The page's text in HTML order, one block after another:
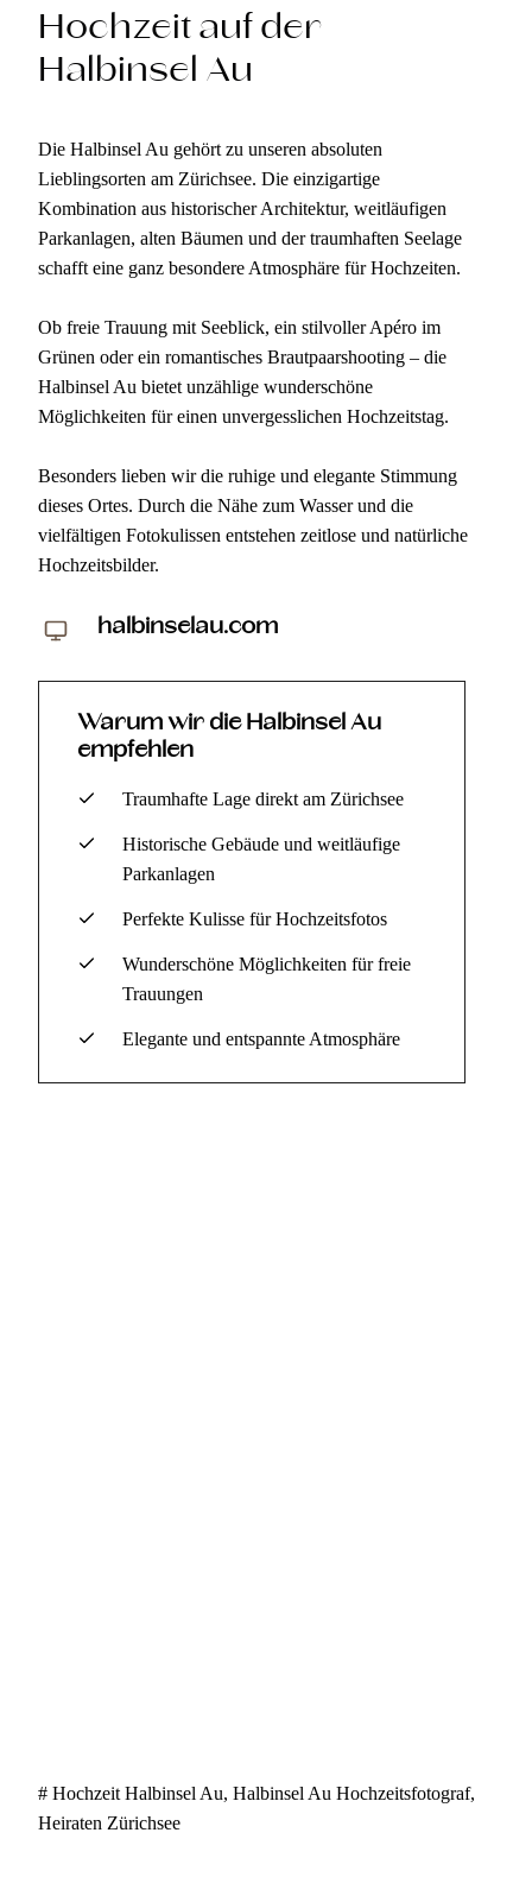
Hochzeit auf der
Halbinsel Au
Die Halbinsel Au gehört zu unseren absoluten
Lieblingsorten am Zürichsee. Die einzigartige
Kombination aus historischer Architektur, weitläufigen
Parkanlagen, alten Bäumen und der traumhaften Seelage
schafft eine ganz besondere Atmosphäre für Hochzeiten.
Ob freie Trauung mit Seeblick, ein stilvoller Apéro im
Grünen oder ein romantisches Brautpaarshooting – die
Halbinsel Au bietet unzählige wunderschöne
Möglichkeiten für einen unvergesslichen Hochzeitstag.
Besonders lieben wir die ruhige und elegante Stimmung
dieses Ortes. Durch die Nähe zum Wasser und die
vielfältigen Fotokulissen entstehen zeitlose und natürliche
Hochzeitsbilder.
halbinselau.com
Warum wir die Halbinsel Au
empfehlen
Traumhafte Lage direkt am Zürichsee
Historische Gebäude und weitläufige
Parkanlagen
Perfekte Kulisse für Hochzeitsfotos
Wunderschöne Möglichkeiten für freie
Trauungen
Elegante und entspannte Atmosphäre
# Hochzeit Halbinsel Au, Halbinsel Au Hochzeitsfotograf,
Heiraten Zürichsee